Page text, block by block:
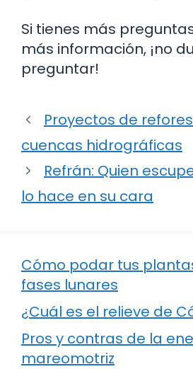
Si tienes más
más información, ¡no
preguntar!
Proyectos de
cuencas hidrográficas
Refrán: Quien
lo hace en su cara
Cómo podar tus
fases lunares
¿Cuál es el relieve de
Pros y contras de la
mareomotriz